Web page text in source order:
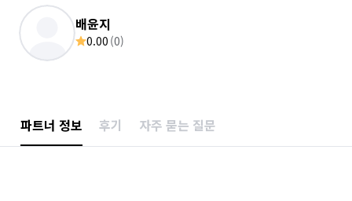
배윤지
0.00 (0)
파트너 정보 후기 자주 묻는 질문